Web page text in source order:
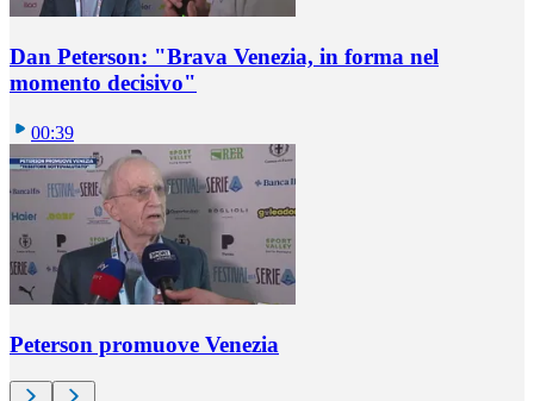
Dan Peterson: "Brava Venezia, in forma nel
momento decisivo"
00:39
Peterson promuove Venezia